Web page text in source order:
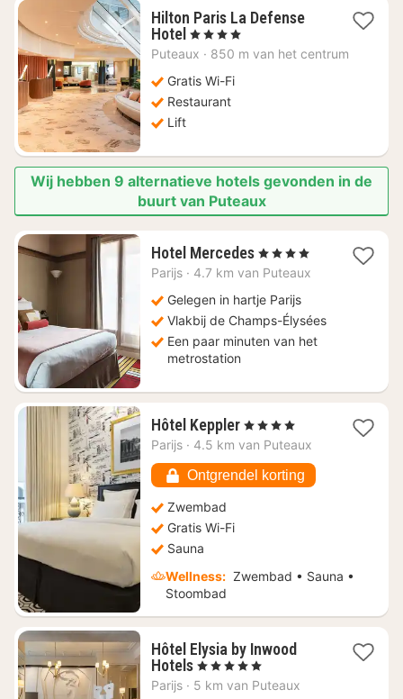
Hilton Paris La Defense
Hotel 1
nacht
€
191,63
, 4 Sterren
Puteaux · 850 m van het centrum
Gratis Wi-Fi
Restaurant
Lift
Wij hebben 9 alternatieve hotels gevonden in de
buurt van Puteaux
Hotel Mercedes1
nacht
€
243
, 4 Sterren
Parijs · 4.7 km van Puteaux
Gelegen in hartje Parijs
Vlakbij de Champs-Élysées
Een paar minuten van het
metrostation
Hôtel Keppler1
nacht
€
284,42
, 4 Sterren
Parijs · 4.5 km van Puteaux
Ontgrendel korting
Zwembad
Gratis Wi-Fi
Sauna
Wellness: Zwembad • Sauna •
Stoombad
Hôtel Elysia by Inwood
Hotels1
nacht
, 5 Sterren
Parijs · 5 km van Puteaux